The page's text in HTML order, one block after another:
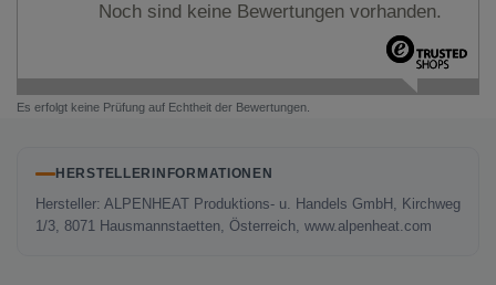
Noch sind keine Bewertungen vorhanden.
Es erfolgt keine Prüfung auf Echtheit der Bewertungen.
HERSTELLERINFORMATIONEN
Hersteller: ALPENHEAT Produktions- u. Handels GmbH, Kirchweg
1/3, 8071 Hausmannstaetten, Österreich, www.alpenheat.com